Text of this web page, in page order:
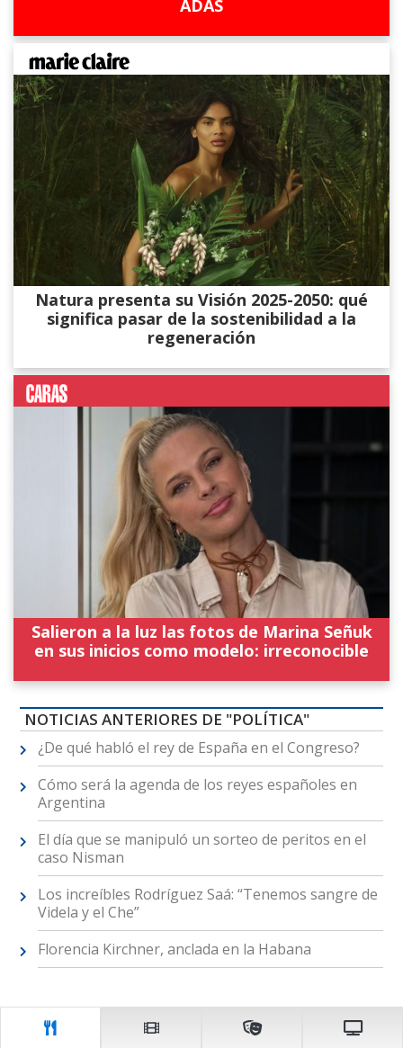
ADAS
Natura presenta su Visión 2025-2050: qué
significa pasar de la sostenibilidad a la
regeneración
Salieron a la luz las fotos de Marina Señuk
en sus inicios como modelo: irreconocible
NOTICIAS ANTERIORES DE "POLÍTICA"
¿De qué habló el rey de España en el Congreso?
Cómo será la agenda de los reyes españoles en
Argentina
El día que se manipuló un sorteo de peritos en el
caso Nisman
Los increíbles Rodríguez Saá: “Tenemos sangre de
Videla y el Che”
Florencia Kirchner, anclada en la Habana